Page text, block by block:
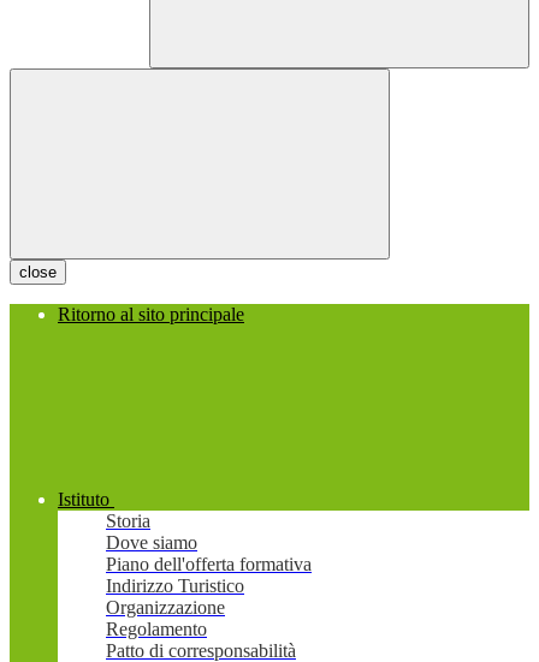
close
Ritorno al sito principale
Istituto
Storia
Dove siamo
Piano dell'offerta formativa
Indirizzo Turistico
Organizzazione
Regolamento
Patto di corresponsabilità